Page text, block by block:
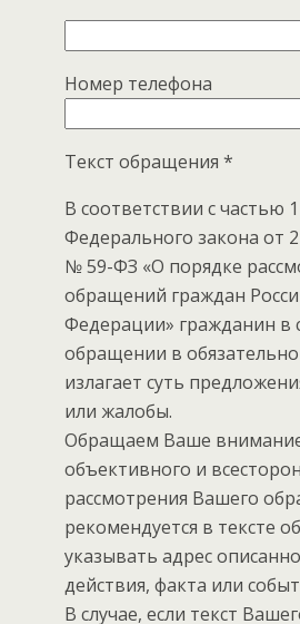
Номер телефона
Текст обращения *
В соответствии с частью
Федерального закона от
№ 59-ФЗ «О порядке
обращений граждан
Федерации» гражданин в
обращении в
излагает суть
или жалобы.
Обращаем Ваше
объективного и
рассмотрения Вашего
рекомендуется в тексте
указывать адрес
действия, факта или
В случае, если текст